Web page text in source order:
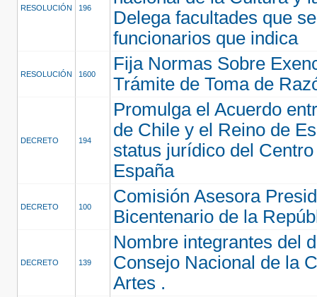
RESOLUCIÓN 196
Delega facultades que
funcionarios que indica
RESOLUCIÓN 1600
Fija Normas Sobre
Trámite de Toma de
DECRETO 194
Promulga el Acuerdo
de Chile y el Reino de
status jurídico del
España
DECRETO 100
Comisión Asesora
Bicentenario de la
DECRETO 139
Nombre integrantes del
Consejo Nacional de la
Artes .